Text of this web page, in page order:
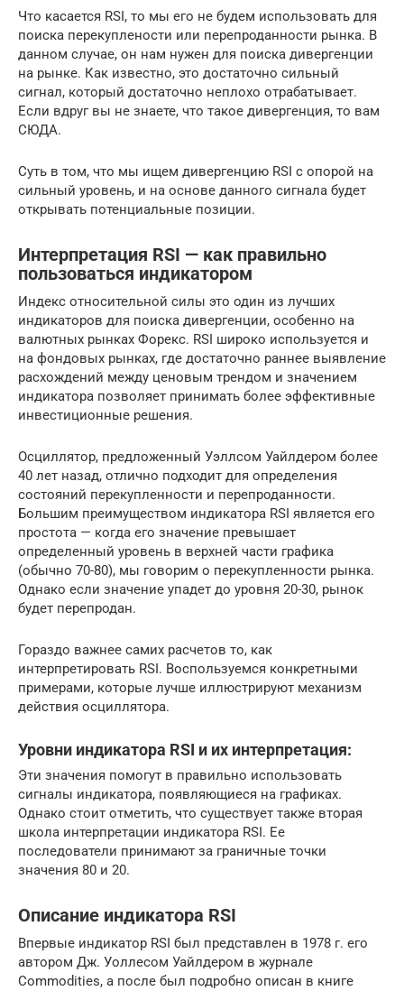
Что касается RSI, то мы его не будем использовать для
поиска перекуплености или перепроданности рынка. В
данном случае, он нам нужен для поиска дивергенции
на рынке. Как известно, это достаточно сильный
сигнал, который достаточно неплохо отрабатывает.
Если вдруг вы не знаете, что такое дивергенция, то вам
СЮДА.
Суть в том, что мы ищем дивергенцию RSI с опорой на
сильный уровень, и на основе данного сигнала будет
открывать потенциальные позиции.
Интерпретация RSI — как правильно
пользоваться индикатором
Индекс относительной силы это один из лучших
индикаторов для поиска дивергенции, особенно на
валютных рынках Форекс. RSI широко используется и
на фондовых рынках, где достаточно раннее выявление
расхождений между ценовым трендом и значением
индикатора позволяет принимать более эффективные
инвестиционные решения.
Осциллятор, предложенный Уэллсом Уайлдером более
40 лет назад, отлично подходит для определения
состояний перекупленности и перепроданности.
Большим преимуществом индикатора RSI является его
простота — когда его значение превышает
определенный уровень в верхней части графика
(обычно 70-80), мы говорим о перекупленности рынка.
Однако если значение упадет до уровня 20-30, рынок
будет перепродан.
Гораздо важнее самих расчетов то, как
интерпретировать RSI. Воспользуемся конкретными
примерами, которые лучше иллюстрируют механизм
действия осциллятора.
Уровни индикатора RSI и их интерпретация:
Эти значения помогут в правильно использовать
сигналы индикатора, появляющиеся на графиках.
Однако стоит отметить, что существует также вторая
школа интерпретации индикатора RSI. Ее
последователи принимают за граничные точки
значения 80 и 20.
Описание индикатора RSI
Впервые индикатор RSI был представлен в 1978 г. его
автором Дж. Уоллесом Уайлдером в журнале
Commodities, а после был подробно описан в книге